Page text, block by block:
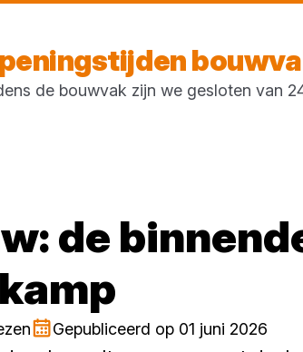
de
Gepubliceerd op 01 juni 2026
de bouwvak zijn we gesloten van